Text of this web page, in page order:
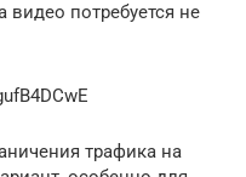
потребуется не
трафика на